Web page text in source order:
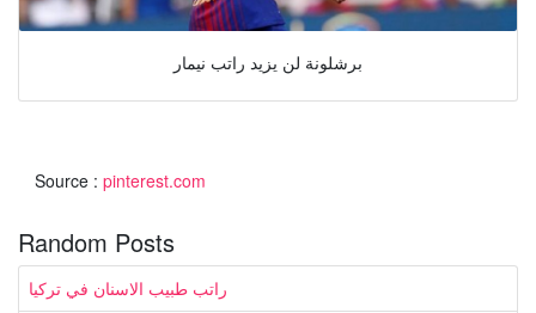
برشلونة لن يزيد راتب نيمار
Source : pinterest.com
Random Posts
راتب طبيب الاسنان في تركيا